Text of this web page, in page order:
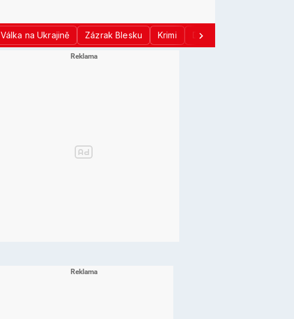
Válka na Ukrajině Zázrak Blesku Krimi Donald Trump